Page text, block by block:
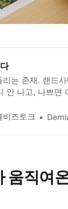
는 존재. 랜드
안 나고, 나쁘면
즈토크
움직여